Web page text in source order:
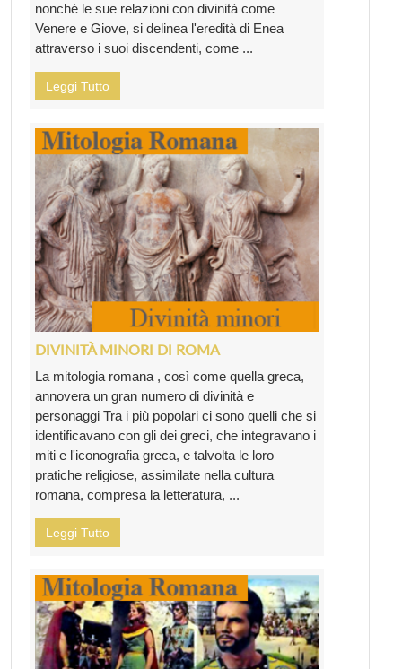
nonché le sue relazioni con divinità come
Venere e Giove, si delinea l'eredità di Enea
attraverso i suoi discendenti, come ...
Leggi Tutto
DIVINITÀ MINORI DI ROMA
La mitologia romana , così come quella greca,
annovera un gran numero di divinità e
personaggi Tra i più popolari ci sono quelli che si
identificavano con gli dei greci, che integravano i
miti e l'iconografia greca, e talvolta le loro
pratiche religiose, assimilate nella cultura
romana, compresa la letteratura, ...
Leggi Tutto